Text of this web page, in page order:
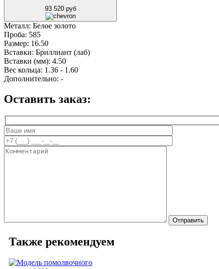
93 520 руб
Металл: Белое золото
Проба: 585
Размер: 16.50
Вставки: Бриллиант (лаб)
Вставки (мм): 4.50
Вес кольца: 1.36 - 1.60
Дополнительно: -
Оставить заказ:
Также рекомендуем